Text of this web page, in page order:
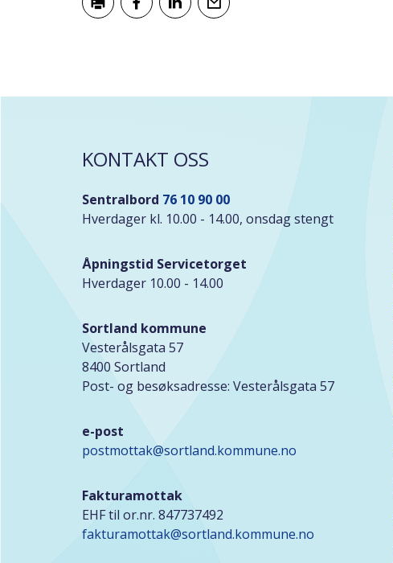
KONTAKT OSS
Sentralbord 76 10 90 00
Hverdager kl. 10.00 - 14.00, onsdag stengt
Åpningstid Servicetorget
Hverdager 10.00 - 14.00
Sortland kommune
Vesterålsgata 57
8400 Sortland
Post- og besøksadresse: Vesterålsgata 57
e-post
postmottak@sortland.kommune.no
Fakturamottak
EHF til or.nr. 847737492
fakturamottak@sortland.kommune.no